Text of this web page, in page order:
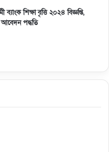
ব্যাংক শিক্ষা বৃত্তি ২০২৪ বিজ্ঞপ্তি,
পদ্ধতি